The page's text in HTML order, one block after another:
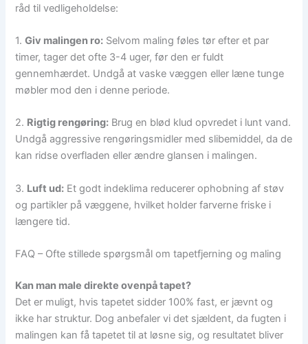
råd til vedligeholdelse:
1.Giv malingen ro: Selvom maling føles tør efter et par
timer, tager det ofte 3-4 uger, før den er fuldt
gennemhærdet. Undgå at vaske væggen eller læne tunge
møbler mod den i denne periode.
2. Rigtig rengøring: Brug en blød klud opvredet i lunt vand.
Undgå aggressive rengøringsmidler med slibemiddel, da de
kan ridse overfladen eller ændre glansen i malingen.
3. Luft ud: Et godt indeklima reducerer ophobning af støv
og partikler på væggene, hvilket holder farverne friske i
længere tid.
FAQ – Ofte stillede spørgsmål om tapetfjerning og maling
Kan man male direkte ovenpå tapet?
Det er muligt, hvis tapetet sidder 100% fast, er jævnt og
ikke har struktur. Dog anbefaler vi det sjældent, da fugten i
malingen kan få tapetet til at løsne sig, og resultatet bliver